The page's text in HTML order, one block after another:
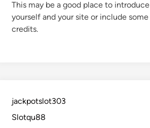
This may be a good place to introduce
yourself and your site or include some
credits.
jackpotslot303
Slotqu88